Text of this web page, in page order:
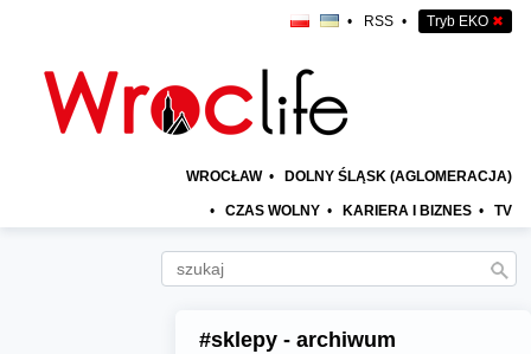
• RSS • Tryb EKO ✖
WROCŁAW • DOLNY ŚLĄSK (AGLOMERACJA)
• CZAS WOLNY • KARIERA I BIZNES • TV
#sklepy - archiwum